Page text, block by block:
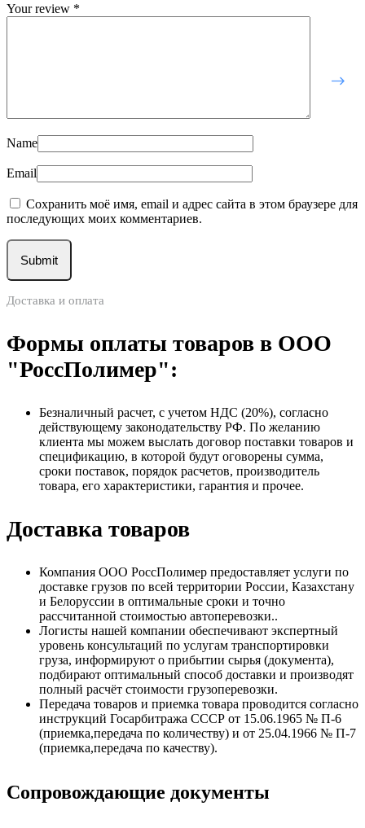
Your review *
Name
Email
Сохранить моё имя, email и адрес сайта в этом браузере для
последующих моих комментариев.
Доставка и оплата
Формы оплаты товаров в ООО
"РоссПолимер":
Безналичный расчет, с учетом НДС (20%), согласно
действующему законодательству РФ. По желанию
клиента мы можем выслать договор поставки товаров и
спецификацию, в которой будут оговорены сумма,
сроки поставок, порядок расчетов, производитель
товара, его характеристики, гарантия и прочее.
Доставка товаров
Компания ООО РоссПолимер предоставляет услуги по
доставке грузов по всей территории России, Казахстану
и Белоруссии в оптимальные сроки и точно
рассчитанной стоимостью автоперевозки..
Логисты нашей компании обеспечивают экспертный
уровень консультаций по услугам транспортировки
груза, информируют о прибытии сырья (документа),
подбирают оптимальный способ доставки и производят
полный расчёт стоимости грузоперевозки.
Передача товаров и приемка товара проводится согласно
инструкций Госарбитража СССР от 15.06.1965 № П-6
(приемка,передача по количеству) и от 25.04.1966 № П-7
(приемка,передача по качеству).
Сопровождающие документы